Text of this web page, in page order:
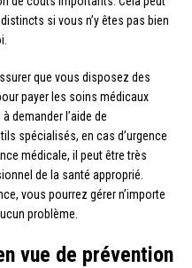
si vous n’y êtes pas bien
que vous disposez des
payer les soins médicaux
demander l’aide de
spécialisés, en cas d’urgence
médicale, il peut être très
de la santé approprié.
vous pourrez gérer n’importe
problème.
vue de prévention